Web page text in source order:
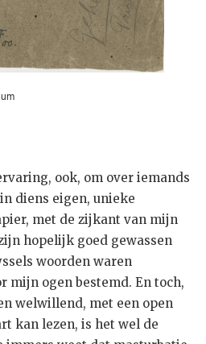
ook, om over iemands
diens eigen, unieke
met de zijkant van mijn
hopelijk goed gewassen
woorden waren
ogen bestemd. En toch,
welwillend, met een open
kan lezen, is het wel de